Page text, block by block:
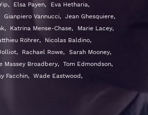
, Elsa Payen, Eva Hetharia,
Gianpiero Vannucci, Jean Ghesquiere,
, Katrina Mense-Chase, Marie Lacey,
Röhrer, Nicolas Baldino,
, Rachael Rowe, Sarah Mooney,
Massey Broadbery, Tom Edmondson,
Facchin, Wade Eastwood ,